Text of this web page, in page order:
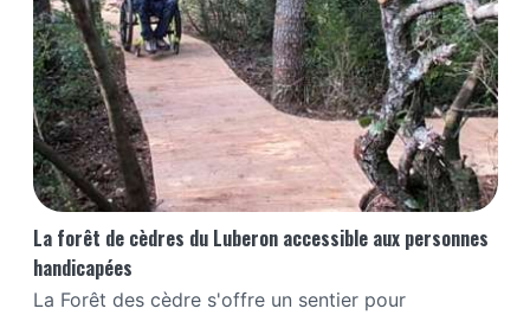
La forêt de cèdres du Luberon accessible aux personnes
handicapées
La Forêt des cèdre s'offre un sentier pour